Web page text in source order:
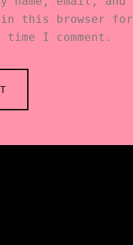
in this browser for
I comment.